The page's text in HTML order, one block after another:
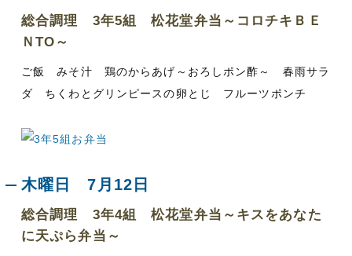
総合調理 3年5組 松花堂弁当～コロチキＢＥ
ＮTO～
ご飯 みそ汁 鶏のからあげ～おろしポン酢～ 春雨サラ
ダ ちくわとグリンピースの卵とじ フルーツポンチ
木曜日 7月12日
総合調理 3年4組 松花堂弁当～キスをあなた
に天ぷら弁当～